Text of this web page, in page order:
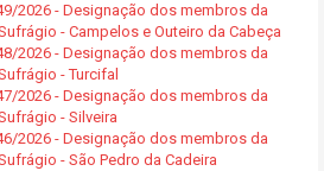
2026 - Designação dos membros da
- Campelos e Outeiro da Cabeça
2026 - Designação dos membros da
- Turcifal
2026 - Designação dos membros da
- Silveira
2026 - Designação dos membros da
- São Pedro da Cadeira